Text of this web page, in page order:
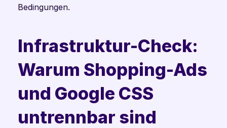
Bedingungen.
Infrastruktur-Check:
Warum Shopping-Ads
und Google CSS
untrennbar sind